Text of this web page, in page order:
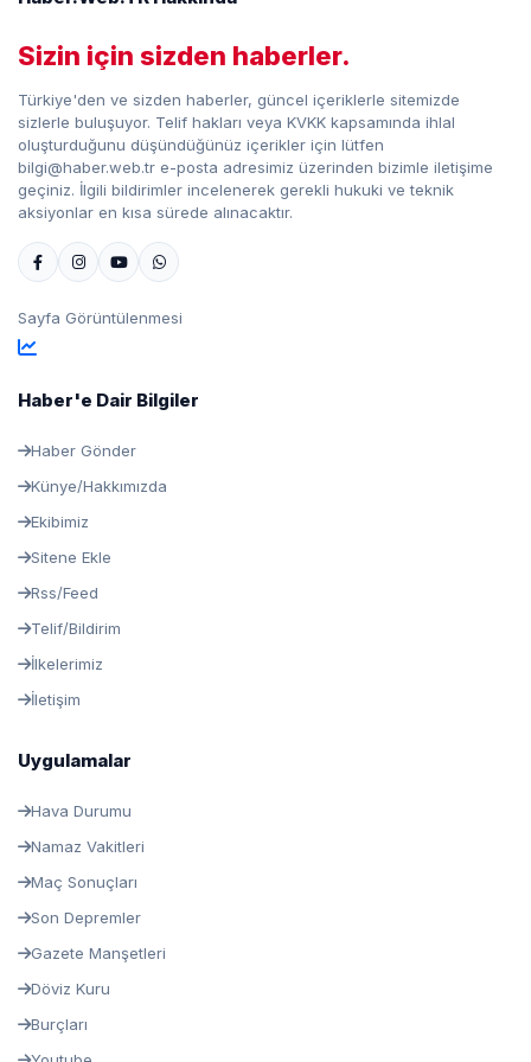
Sizin için sizden haberler.
Türkiye'den ve sizden haberler, güncel içeriklerle sitemizde
sizlerle buluşuyor. Telif hakları veya KVKK kapsamında ihlal
oluşturduğunu düşündüğünüz içerikler için lütfen
bilgi@haber.web.tr e-posta adresimiz üzerinden bizimle iletişime
geçiniz. İlgili bildirimler incelenerek gerekli hukuki ve teknik
aksiyonlar en kısa sürede alınacaktır.
Sayfa Görüntülenmesi
Haber'e Dair Bilgiler
Haber Gönder
Künye/Hakkımızda
Ekibimiz
Sitene Ekle
Rss/Feed
Telif/Bildirim
İlkelerimiz
İletişim
Uygulamalar
Hava Durumu
Namaz Vakitleri
Maç Sonuçları
Son Depremler
Gazete Manşetleri
Döviz Kuru
Burçları